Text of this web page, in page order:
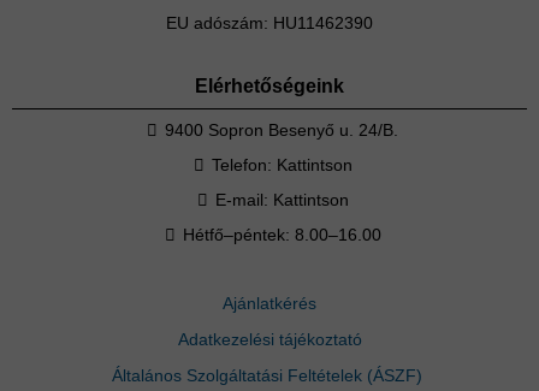
EU adószám: HU11462390
Elérhetőségeink
9400 Sopron Besenyő u. 24/B.
Telefon: Kattintson
E-mail: Kattintson
Hétfő–péntek: 8.00–16.00
Ajánlatkérés
Adatkezelési tájékoztató
Általános Szolgáltatási Feltételek (ÁSZF)